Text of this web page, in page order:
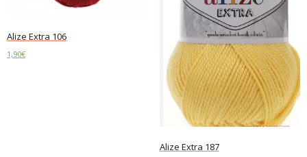
Alize Extra 106
1,90€
Alize Extra 187